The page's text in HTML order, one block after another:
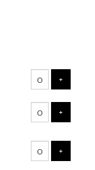
+
+
+